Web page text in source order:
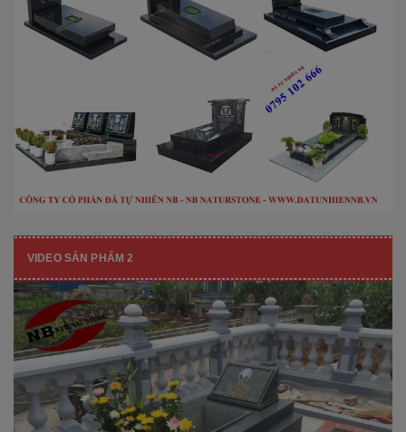
VIDEO SẢN PHẨM 2